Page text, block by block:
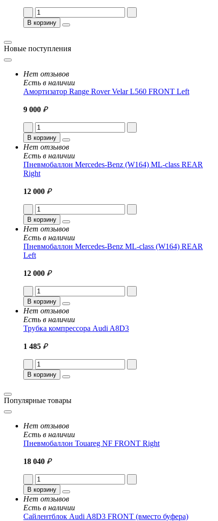
В корзину
Новые поступления
Нет отзывов
Есть в наличии
Амортизатор Range Rover Velar L560 FRONT Left
9 000 ₽
В корзину
Нет отзывов
Есть в наличии
Пневмобаллон Mercedes-Benz (W164) ML-class REAR
Right
12 000 ₽
В корзину
Нет отзывов
Есть в наличии
Пневмобаллон Mercedes-Benz ML-class (W164) REAR
Left
12 000 ₽
В корзину
Нет отзывов
Есть в наличии
Трубка компрессора Audi A8D3
1 485 ₽
В корзину
Популярные товары
Нет отзывов
Есть в наличии
Пневмобаллон Touareg NF FRONT Right
18 040 ₽
В корзину
Нет отзывов
Есть в наличии
Сайлентблок Audi A8D3 FRONT (вместо буфера)